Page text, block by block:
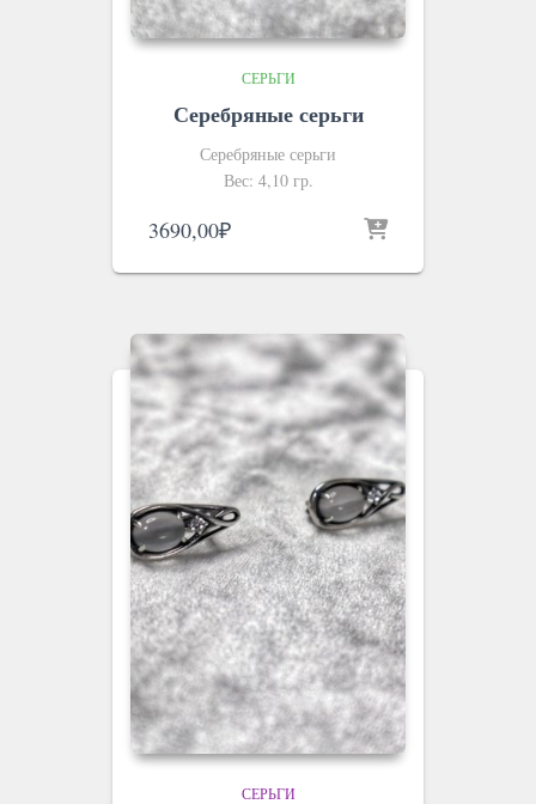
СЕРЬГИ
Серебряные серьги
Серебряные серьги
Вес: 4,10 гр.
3690,00₽
СЕРЬГИ